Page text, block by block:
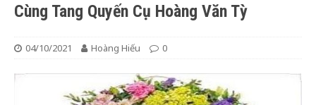
Cùng Tang Quyến Cụ Hoàng Văn Tỳ
04/10/2021 Hoàng Hiếu 0